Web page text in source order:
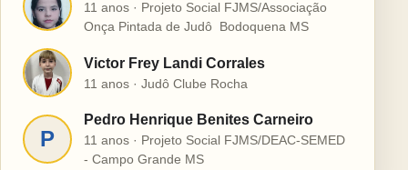
H
11 anos · Projeto Social FJMS/Associação
Onça Pintada de Judô  Bodoquena MS
V Victor Frey Landi Corrales
11 anos · Judô Clube Rocha
P
Pedro Henrique Benites Carneiro
11 anos · Projeto Social FJMS/DEAC-SEMED
- Campo Grande MS